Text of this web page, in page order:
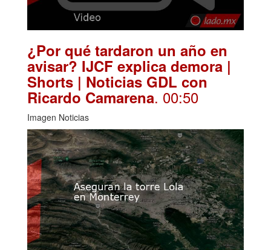
¿Por qué tardaron un año en
avisar? IJCF explica demora |
Shorts | Noticias GDL con
Ricardo Camarena. 00:50
Imagen Noticias